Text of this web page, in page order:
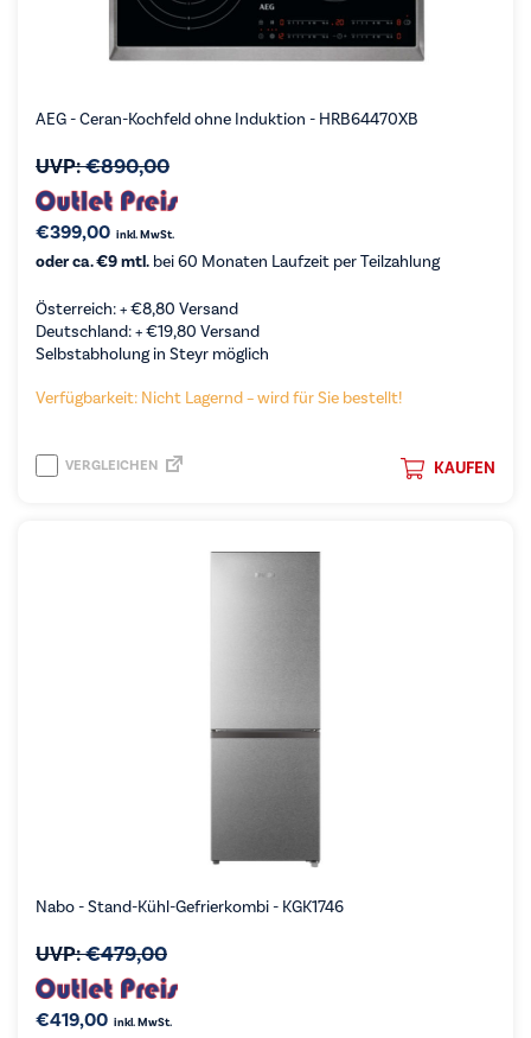
AEG - Ceran-Kochfeld ohne Induktion - HRB64470XB
UVP:€890,00
€399,00 inkl. MwSt.
oder ca. €9 mtl. bei 60 Monaten Laufzeit per Teilzahlung
Österreich: +€8,80 Versand
Deutschland: +€19,80 Versand
Selbstabholung in Steyr möglich
Verfügbarkeit: Nicht Lagernd – wird für Sie bestellt!
KAUFEN
VERGLEICHEN
Nabo - Stand-Kühl-Gefrierkombi - KGK1746
UVP:€479,00
€419,00 inkl. MwSt.